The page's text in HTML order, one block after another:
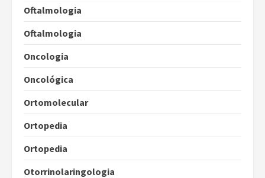
Oftalmologia
Oftalmologia
Oncologia
Oncológica
Ortomolecular
Ortopedia
Ortopedia
Otorrinolaringologia